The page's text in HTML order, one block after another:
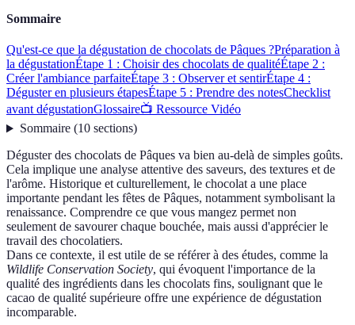
Sommaire
Qu'est-ce que la dégustation de chocolats de Pâques ?Préparation à
la dégustationÉtape 1 : Choisir des chocolats de qualitéÉtape 2 :
Créer l'ambiance parfaiteÉtape 3 : Observer et sentirÉtape 4 :
Déguster en plusieurs étapesÉtape 5 : Prendre des notesChecklist
avant dégustationGlossaire📺 Ressource Vidéo
Sommaire(10 sections)
Déguster des chocolats de Pâques va bien au-delà de simples goûts.
Cela implique une analyse attentive des saveurs, des textures et de
l'arôme. Historique et culturellement, le chocolat a une place
importante pendant les fêtes de Pâques, notamment symbolisant la
renaissance. Comprendre ce que vous mangez permet non
seulement de savourer chaque bouchée, mais aussi d'apprécier le
travail des chocolatiers.
Dans ce contexte, il est utile de se référer à des études, comme la
Wildlife Conservation Society, qui évoquent l'importance de la
qualité des ingrédients dans les chocolats fins, soulignant que le
cacao de qualité supérieure offre une expérience de dégustation
incomparable.